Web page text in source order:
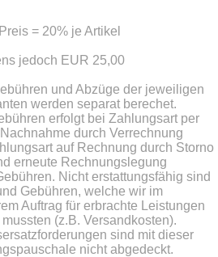
= 20% je Artikel
jedoch EUR 25,00
und Abzüge der jeweiligen
werden separat berechet.
erfolgt bei Zahlungsart per
durch Verrechnung
auf Rechnung durch Storno
erneute Rechnungslegung
Nicht erstattungsfähig sind
Gebühren, welche wir im
Auftrag für erbrachte Leistungen
(z.B. Versandkosten).
sind mit dieser
nicht abgedeckt.